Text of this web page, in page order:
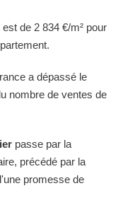
de 2 834 €/m² pour
a dépassé le
nombre de ventes de
passe par la
précédé par la
promesse de